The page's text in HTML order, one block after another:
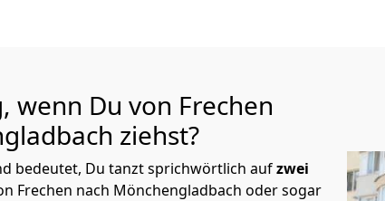
wenn Du von Frechen
ziehst?
bedeutet, Du tanzt sprichwörtlich aufzwei
Frechen nach Mönchen­gladbach oder sogar